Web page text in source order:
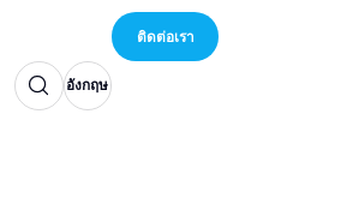
อังกฤษ
อังกฤษ
อังกฤษ
อังกฤษ
อังกฤษ
ติดต่อเรา
ติดต่อเรา